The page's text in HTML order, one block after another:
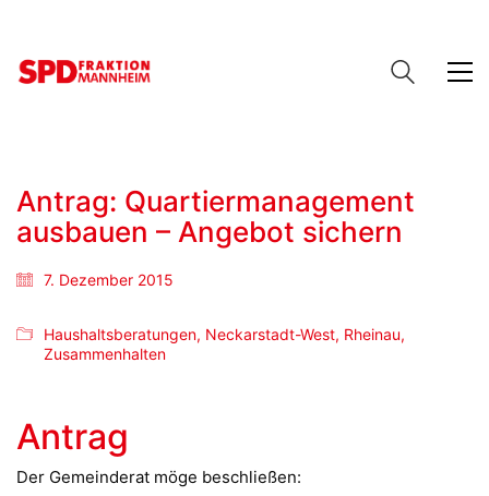
Antrag: Quartiermanagement
ausbauen – Angebot sichern
7. Dezember 2015
Haushaltsberatungen, Neckarstadt-West, Rheinau,
Zusammenhalten
Antrag
Der Gemeinderat möge beschließen: